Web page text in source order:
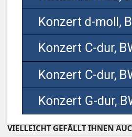
Konzert d-moll,
Konzert C-dur,
Konzert C-dur,
Konzert G-dur,
VIELLEICHT GEFÄLLT IHNEN